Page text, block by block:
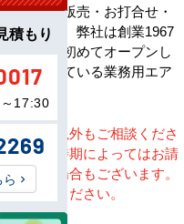
機器の販売・お打合せ・
承ります。弊社は創業1967
を日本で初めてオープンし
いただいている業務用エア
記載地域以外もご相談くださ
地域・時期によってはお請
できない場合もございます。
ご相談ください。
積もり
17:30